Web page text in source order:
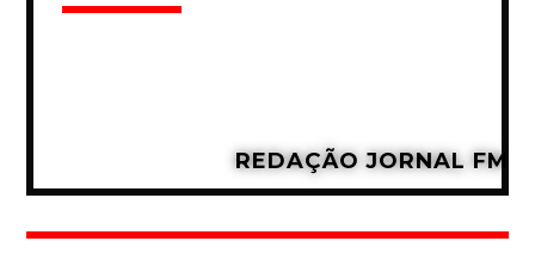
REDAÇÃO JORNAL FM